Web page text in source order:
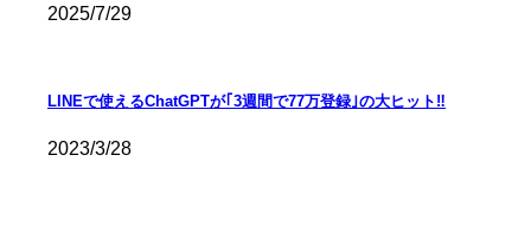
2025/7/29
LINEで使えるChatGPTが｢3週間で77万登録｣の大ヒット‼
2023/3/28